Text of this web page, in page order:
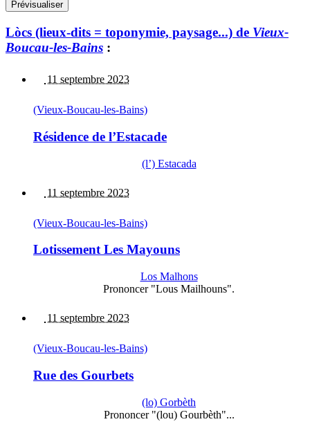
Lòcs (lieux-dits = toponymie, paysage...) de Vieux-
Boucau-les-Bains :
11 septembre 2023
(Vieux-Boucau-les-Bains)
Résidence de l’Estacade
(l’) Estacada
11 septembre 2023
(Vieux-Boucau-les-Bains)
Lotissement Les Mayouns
Los Malhons
Prononcer "Lous Mailhouns".
11 septembre 2023
(Vieux-Boucau-les-Bains)
Rue des Gourbets
(lo) Gorbèth
Prononcer "(lou) Gourbèth"...